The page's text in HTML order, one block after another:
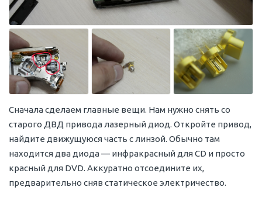
Сначала сделаем главные вещи. Нам нужно снять со
старого ДВД привода лазерный диод. Откройте привод,
найдите движущуюся часть с линзой. Обычно там
находится два диода — инфракрасный для CD и просто
красный для DVD. Аккуратно отсоедините их,
предварительно сняв статическое электричество.